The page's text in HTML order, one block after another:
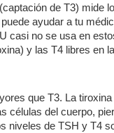
de T3) mide
ayudar a tu
casi no se usa en
y las T4 libres en
que T3. La
células del cuerpo,
niveles de TSH y T4